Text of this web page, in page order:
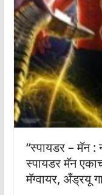
“स्पायडर – मॅन :
स्पायडर मॅन
मॅग्वायर, अँड्रयू